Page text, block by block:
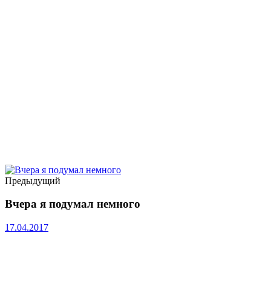
Предыдущий
Вчера я подумал немного
17.04.2017